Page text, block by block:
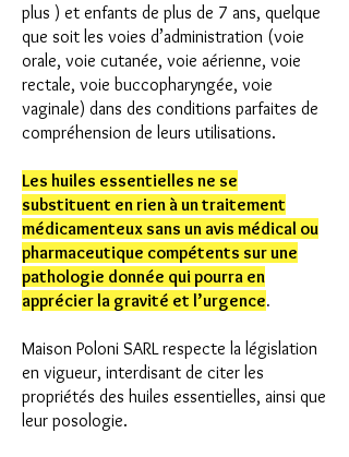
plus ) et enfants de plus de 7 ans, quelque
que soit les voies d’administration (voie
orale, voie cutanée, voie aérienne, voie
rectale, voie buccopharyngée, voie
vaginale) dans des conditions parfaites de
compréhension de leurs utilisations.
Les huiles essentielles ne se
substituent en rien à un traitement
médicamenteux sans un avis médical ou
pharmaceutique compétents sur une
pathologie donnée qui pourra en
apprécier la gravité et l’urgence.
Maison Poloni SARL respecte la législation
en vigueur, interdisant de citer les
propriétés des huiles essentielles, ainsi que
leur posologie.